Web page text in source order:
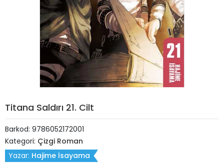
Titana Saldırı 21. Cilt
Barkod: 9786052172001
Kategori: Çizgi Roman
Yazar: Hajime İsayama